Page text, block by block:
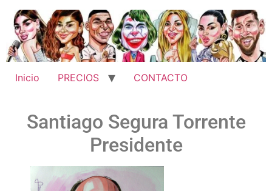
Inicio PRECIOS CONTACTO
Santiago Segura Torrente
Presidente